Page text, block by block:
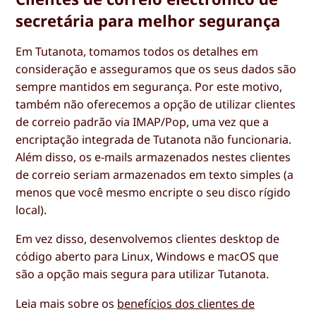
secretária para melhor segurança
Em Tutanota, tomamos todos os detalhes em
consideração e asseguramos que os seus dados são
sempre mantidos em segurança. Por este motivo,
também não oferecemos a opção de utilizar clientes
de correio padrão via IMAP/Pop, uma vez que a
encriptação integrada de Tutanota não funcionaria.
Além disso, os e-mails armazenados nestes clientes
de correio seriam armazenados em texto simples (a
menos que você mesmo encripte o seu disco rígido
local).
Em vez disso, desenvolvemos clientes desktop de
código aberto para Linux, Windows e macOS que
são a opção mais segura para utilizar Tutanota.
Leia mais sobre os benefícios dos clientes de